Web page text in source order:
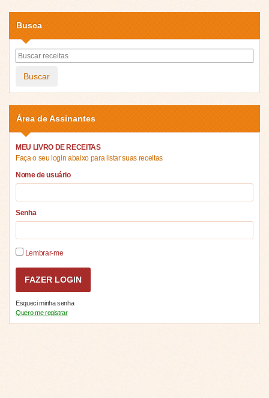
Busca
Buscar
Área de Assinantes
MEU LIVRO DE RECEITAS
Faça o seu login abaixo para listar suas receitas
Nome de usuário
Senha
Lembrar-me
Esqueci minha senha
Quero me registrar